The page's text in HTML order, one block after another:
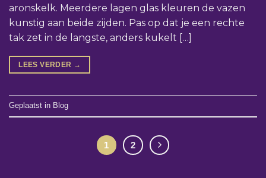
aronskelk. Meerdere lagen glas kleuren de vazen
kunstig aan beide zijden. Pas op dat je een rechte
tak zet in de langste, anders kukelt […]
LEES VERDER →
Geplaatst in Blog
1 2